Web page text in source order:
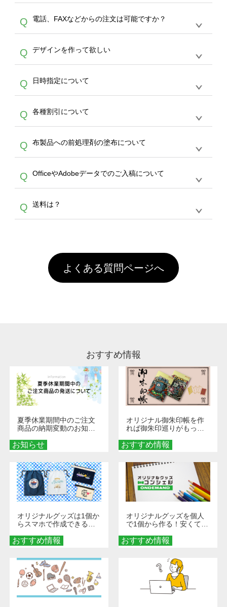
デザインの作成から決済まで完了できます。
30枚以上やシルク印刷など、大口注文の場合
は、サポートが担当するエコバッグコンシェル
やタンブラーコンシェルをご利用ください。製
作する数量が多ければ多いほど、オンデマンド
サービスよりも低価格で製作することが可能で
す。
A
ドできるデータ形式は、JPG / PNG / AI / PSD /
PDF 形式になります。データの最大サイズ
写真などもアップロード可能です。使用できな
い画像はエラーになります。（※ Illustratorか
らの直接入稿には対応していません。AIで保存
し、デザインツールからアップロードして下さ
い）
Q 電話、FAXなどからの注文は可能ですか？
A
文のみ受け付けております。30個以上のご製
作をお考えの方は、サポートが担当するエコバ
スをご利用頂ければ、電話やFAX、メールなど
でご注文が可能です。
Q デザインを作って欲しい
A
を作って欲しい。などの場合は、製作数量が
30個以上であれば、サポート担当が、デザイ
バッグコンシェル
サー
ビスをご利用ください。(※ 30個以下の場合
は、デザインツールをご利用ください)
Q 日時指定について
A
ん。発送後18時以降に配送業者・伝票番号を
メールでお知らせいたしますので、直接配送業
者にご連絡いただき調整をお願い致します。
Q 各種割引について
A
カート内で自動的に割引(最大50%)が適用され
ます。 【付与ポイント】購入金額の1％が1ポ
イントとして付与され、次回ご注文時に1ポイ
ント＝1円としてお使いいただけます。ポイン
トは発送完了の翌日に付与され、次回ご注文時
からご利用頂けます。ポイントの有効期限は一
年間です。【会員ランク】過去10カ月のご注
文回数により会員ランク割引(最大5%)が適用
頂いても、ログインがされていなければ、ラン
クにカウントがされません。
Q 布製品への前処理剤の塗布について
A
意点（前処理剤）】カラー生地（Tシャツのホ
ワイト、トートバッグのナチュラル、ホワイト
といって、プリントを定着させるための処理剤
を塗布しており、短納期・低価格で商品をお届
害な性質で、水洗いで落とすことが可能です。
お手数ですが、お客様ご自身にて着用前に落と
していただけますようお願いいたします。※1
通常注文・直送機能でのご注文に関わらず、前
Q OfficeやAdobeデータでのご入稿について
A
ません。いずれのデータも該当デザインのみ画
像(JPEG,PNG,GIF,PDF)に変換、またはAdobe
Q 送料は？
引」などによるお値引きで4,000円未満になる
場合は送料がかかりますので、ご注意くださ
い。
よくある質問ページへ
おすすめ情報
お知らせ
夏季休業期間中のご注文
商品の納期変動のお知ら
おすすめ情報
オリジナル御朱印帳を作
れば御朱印巡りがもっと
ダーメイドする魅力と選
び方
おすすめ情報
オリジナルグッズは1個か
らスマホで作成できる！
くなる巾着＆ポーチ活用
術
おすすめ情報
オリジナルグッズを個人
で1個から作る！安くて簡
秘訣